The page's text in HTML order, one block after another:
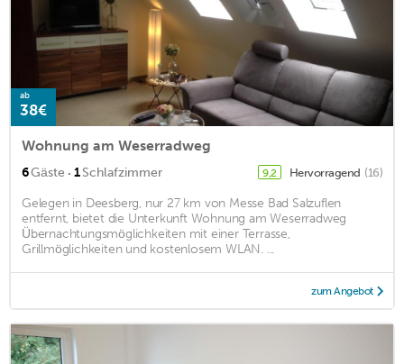
ab
38€
Wohnung am Weserradweg
6Gäste · 1Schlafzimmer 9,2 Hervorragend (16)
Gelegen in Deesberg, nur 27 km von Messe Bad Salzuflen
entfernt, bietet die Unterkunft Wohnung am Weserradweg
Übernachtungsmöglichkeiten mit einer Terrasse,
Grillmöglichkeiten und kostenlosem WLAN. ...
zum Angebot